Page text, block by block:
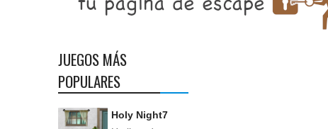
JUEGOS MÁS
POPULARES
Holy Night7